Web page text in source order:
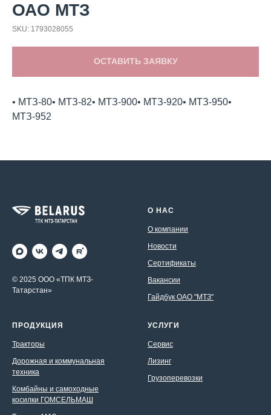
ОАО МТЗ
SKU: 1793028055
ОСТАВИТЬ ЗАЯВКУ
• МТЗ-80• МТЗ-82• МТЗ-900• МТЗ-920• МТЗ-950•
МТЗ-952
© 2025 ООО «ТПК МТЗ-
Татарстан»
О НАС
О компании
Новости
Сертификаты
Вакансии
Гайдбук ОАО "МТЗ"
ПРОДУКЦИЯ
Тракторы
Дорожная и коммунальная
техника
Комбайны и самоходные
косилки ГОМСЕЛЬМАШ
УСЛУГИ
Сервис
Лизинг
Грузоперевозки